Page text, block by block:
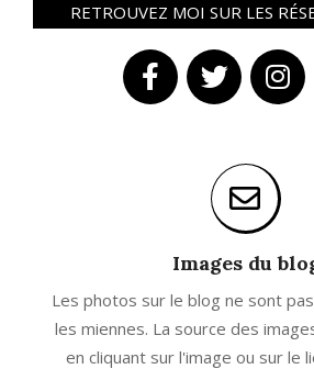
RETROUVEZ MOI SUR LES
Images du
Les photos sur le blog ne sont
les miennes. La source des
en cliquant sur l'image ou sur le